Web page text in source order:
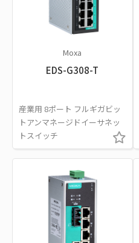
Moxa
EDS-G308-T
産業用 8ポート フルギガビッ
トアンマネージドイーサネッ
トスイッチ